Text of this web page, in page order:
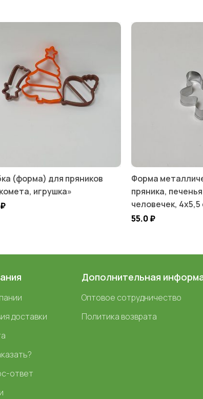
(форма) для пряников
игрушка»
₽
Форма
пряника,
человечек, 4х5,5
55.0₽
доставки
ответ
Дополнительная
Оптовое сотрудничество
Политика возврата